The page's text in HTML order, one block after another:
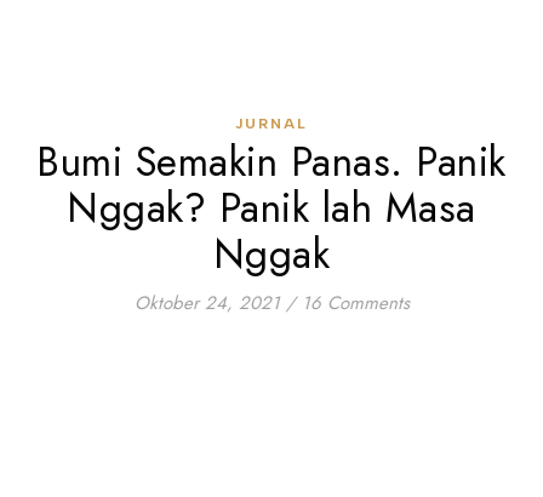
JURNAL
Bumi Semakin Panas. Panik
Nggak? Panik lah Masa
Nggak
Oktober 24, 2021 / 16 Comments